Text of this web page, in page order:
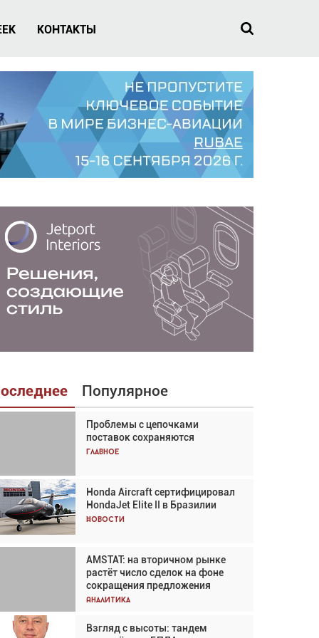
КОНТАКТЫ
Популярное
Проблемы с цепочками
поставок сохраняются
Главное
Honda Aircraft сертифицировал
HondaJet Elite II в Бразилии
Новости
AMSTAT: на вторичном рынке
растёт число сделок на фоне
сокращения предложения
Аналитика
Взгляд с высоты: тандем
Взгляд с высоты: тандем
вертолётов и БПЛА в
спасательных операциях
Авиационный фотограф Дэйв
Кох: «Фотография говорит сама
за себя... а ИИ всё портит»
Проблемы с цепочками
поставок сохраняются
Аналитика
Частный самолёт – это актив.